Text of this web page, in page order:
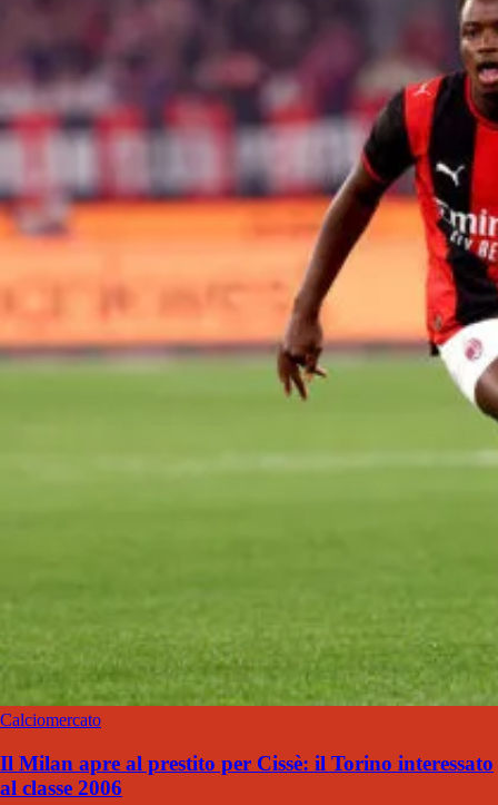
Calciomercato
Il Milan apre al prestito per Cissè: il Torino interessato
al classe 2006